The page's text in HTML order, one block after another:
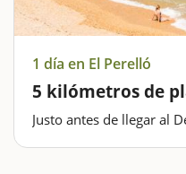
1 día en El Perelló
5 kilómetros de
Justo antes de llegar al